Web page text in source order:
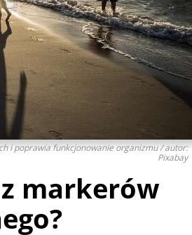
i poprawia funkcjonowanie organizmu / autor:
Pixabay
markerów